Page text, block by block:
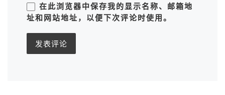
在此浏览器中保存我的显示名称、邮箱地
址和网站地址，以便下次评论时使用。